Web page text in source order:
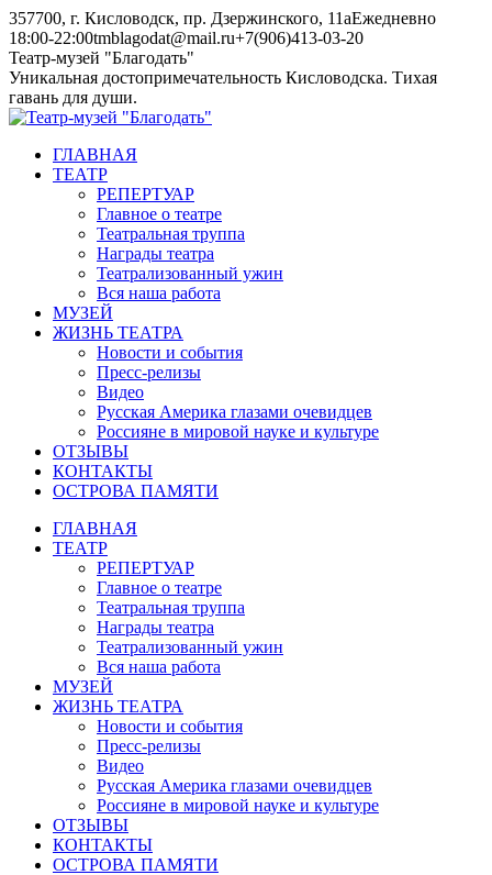
Skip
to
content
357700, г. Кисловодск, пр. Дзержинского, 11аЕжедневно
18:00-22:00tmblagodat@mail.ru+7(906)413-03-20
Instagram
page
opens
in
window
Telegram
page
opens
in
window
Театр-музей "Благодать"
Уникальная достопримечательность Кисловодска. Тихая
гавань для души.
ГЛАВНАЯ
ТЕАТР
РЕПЕРТУАР
Главное о театре
Театральная труппа
Награды театра
Театрализованный ужин
Вся наша работа
МУЗЕЙ
ЖИЗНЬ ТЕАТРА
Новости и события
Пресс-релизы
Видео
Русская Америка глазами очевидцев
Россияне в мировой науке и культуре
ОТЗЫВЫ
КОНТАКТЫ
ОСТРОВА ПАМЯТИ
ГЛАВНАЯ
ТЕАТР
РЕПЕРТУАР
Главное о театре
Театральная труппа
Награды театра
Театрализованный ужин
Вся наша работа
МУЗЕЙ
ЖИЗНЬ ТЕАТРА
Новости и события
Пресс-релизы
Видео
Русская Америка глазами очевидцев
Россияне в мировой науке и культуре
ОТЗЫВЫ
КОНТАКТЫ
ОСТРОВА ПАМЯТИ